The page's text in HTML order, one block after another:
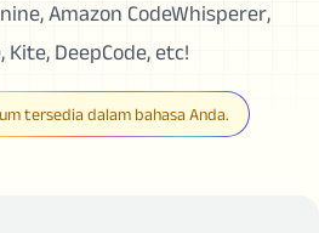
Amazon CodeWhisperer,
Kite, DeepCode, etc!
tersedia dalam bahasa Anda.